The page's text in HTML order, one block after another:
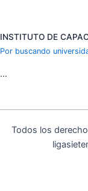
INSTITUTO DE
Por buscando
…
Todos los